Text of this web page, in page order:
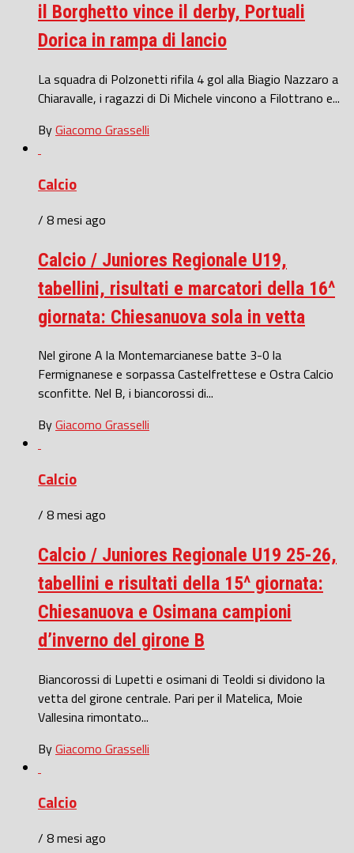
il Borghetto vince il derby, Portuali
Dorica in rampa di lancio
La squadra di Polzonetti rifila 4 gol alla Biagio Nazzaro a
Chiaravalle, i ragazzi di Di Michele vincono a Filottrano e...
ByGiacomo Grasselli
Calcio
/ 8 mesi ago
Calcio / Juniores Regionale U19,
tabellini, risultati e marcatori della 16^
giornata: Chiesanuova sola in vetta
Nel girone A la Montemarcianese batte 3-0 la
Fermignanese e sorpassa Castelfrettese e Ostra Calcio
sconfitte. Nel B, i biancorossi di...
ByGiacomo Grasselli
Calcio
/ 8 mesi ago
Calcio / Juniores Regionale U19 25-26,
tabellini e risultati della 15^ giornata:
Chiesanuova e Osimana campioni
d’inverno del girone B
Biancorossi di Lupetti e osimani di Teoldi si dividono la
vetta del girone centrale. Pari per il Matelica, Moie
Vallesina rimontato...
ByGiacomo Grasselli
Calcio
/ 8 mesi ago